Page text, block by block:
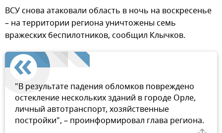
ВСУ снова атаковали область в ночь на воскресенье
– на территории региона уничтожены семь
вражеских беспилотников, сообщил Клычков.
"В результате падения обломков повреждено
остекление нескольких зданий в городе Орле,
личный автотранспорт, хозяйственные
постройки", – проинформировал глава региона.